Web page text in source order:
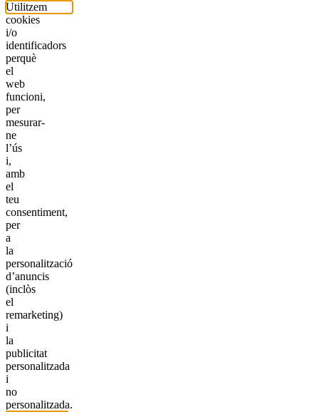
Utilitzem
cookies
i/o
identificadors
perquè
el
web
funcioni,
per
mesurar-
ne
l’ús
i,
amb
el
teu
consentiment,
per
a
la
personalització
d’anuncis
(inclòs
el
remarketing)
i
la
publicitat
personalitzada
i
no
personalitzada.